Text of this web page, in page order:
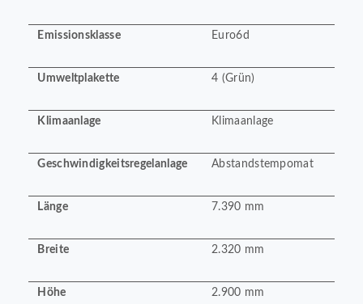
Emissionsklasse Euro6d
Umweltplakette 4 (Grün)
Klimaanlage Klimaanlage
Geschwindigkeitsregelanlage Abstandstempomat
Länge 7.390 mm
Breite 2.320 mm
Höhe 2.900 mm